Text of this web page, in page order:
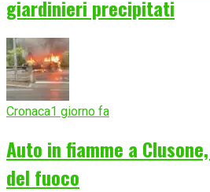
giardinieri precipitati
Cronaca1 giorno fa
Auto in fiamme a
del fuoco